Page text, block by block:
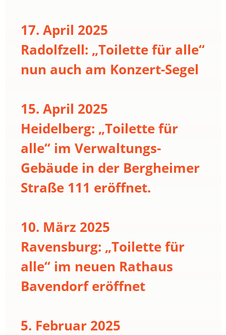
17. April 2025
Radolfzell: „Toilette für alle“
nun auch am Konzert-Segel
15. April 2025
Heidelberg: „Toilette für
alle“ im Verwaltungs-
Gebäude in der Bergheimer
Straße 111 eröffnet.
10. März 2025
Ravensburg: „Toilette für
alle“ im neuen Rathaus
Bavendorf eröffnet
5. Februar 2025